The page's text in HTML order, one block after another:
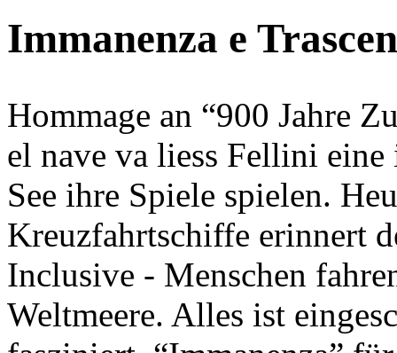
Immanenza e
Hommage an “900 Jahre
el nave va liess Fellini
See ihre Spiele spielen.
Kreuzfahrtschiffe erinnert
Inclusive - Menschen
Weltmeere. Alles ist